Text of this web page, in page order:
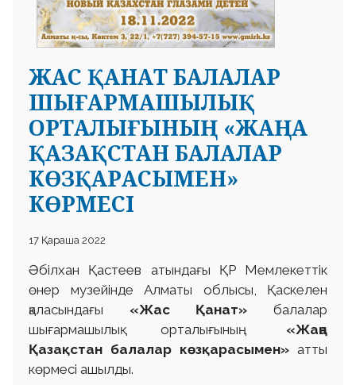
ЖАС ҚАНАТ БАЛАЛАР
ШЫҒАРМАШЫЛЫҚ
ОРТАЛЫҒЫНЫҢ «ЖАҢА
ҚАЗАҚСТАН БАЛАЛАР
КӨЗҚАРАСЫМЕН»
КӨРМЕСІ
17 Қараша 2022
Әбілхан Қастеев атындағы ҚР Мемлекеттік
өнер музейінде Алматы облысы, Қаскелен
қаласындағы «Жас Қанат» балалар
шығармашылық орталығының«Жаңа
Қазақстан балалар көзқарасымен» атты
көрмесі ашылды.